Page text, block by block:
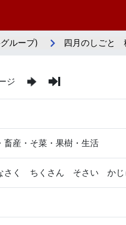
ループ) 四月のしごと
ジ
産・そ菜・果樹・生活
さく ちくさん そさい か